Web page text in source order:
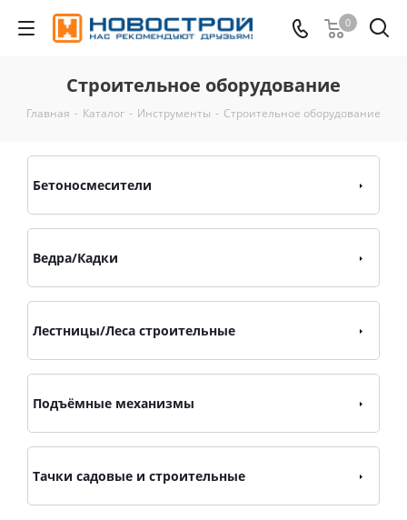
0
Строительное оборудование
Главная - Каталог - Инструменты - Строительное оборудование
Бетоносмесители
Ведра/Кадки
Лестницы/Леса строительные
Подъёмные механизмы
Тачки садовые и строительные